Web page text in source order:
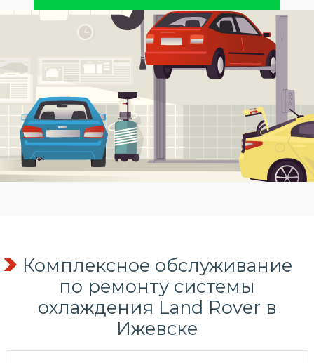
Комплексное обслуживание
по ремонту системы
охлаждения Land Rover в
Ижевске